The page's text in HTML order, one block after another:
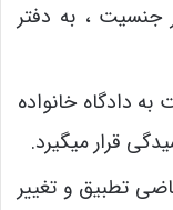
جنسیت ، به دفتر
دادگاه خانواده
قرار میگیرد.
تطبیق و تغییر